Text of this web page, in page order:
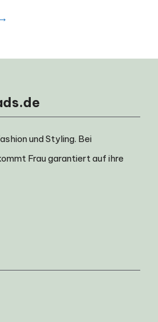
und Styling. Bei
Frau garantiert auf ihre